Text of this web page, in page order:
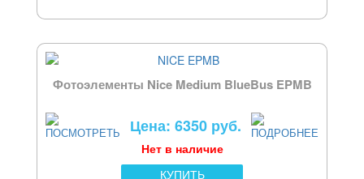
Фотоэлементы Nice Medium BlueBus EPMB
Цена: 6350 руб.
Нет в наличие
КУПИТЬ